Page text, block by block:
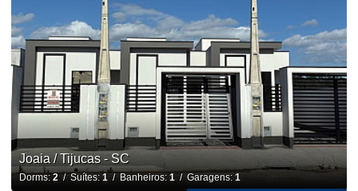
Joaia / Tijucas - SC
Dorms: 2/ Suítes: 1 / Banheiros: 1 / Garagens: 1